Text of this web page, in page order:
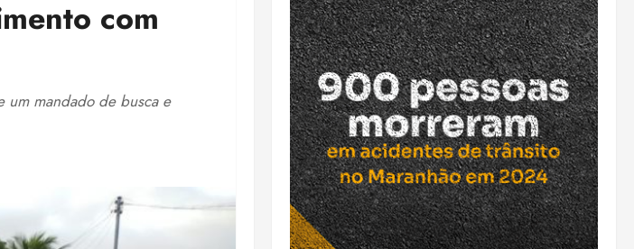
com
um mandado de busca e